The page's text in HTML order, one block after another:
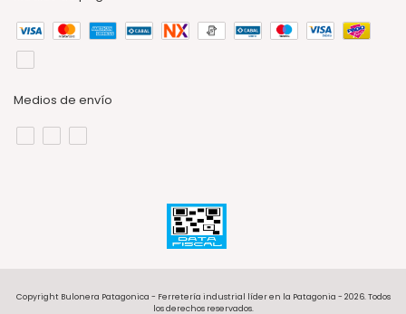
Medios de envío
Copyright Bulonera Patagonica - Ferretería industrial líder en la Patagonia - 2026. Todos
los derechos reservados.